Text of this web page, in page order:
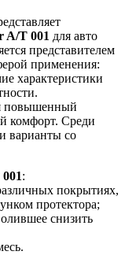
A/T 001 для авто
представителем
применения:
характеристики
повышенный
комфорт. Среди
варианты со
:
покрытиях,
протектора;
снизить